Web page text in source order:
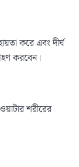
করে এবং দীর্ঘ
করবেন।
শরীরের